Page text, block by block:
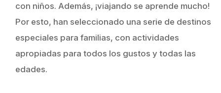
con niños. Además, ¡viajando se aprende mucho!
Por esto, han seleccionado una serie de destinos
especiales para familias, con actividades
apropiadas para todos los gustos y todas las
edades.